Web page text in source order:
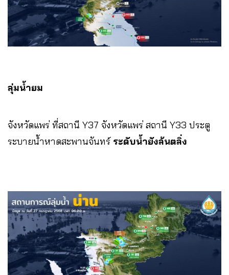
ลุ่มน้ำยม
จังหวัดแพร่ ที่สถานี Y37 จังหวัดแพร่ สถานี Y33 ประตู
ระบายน้ำหาดสะพานจันทร์ ระดับน้ำยังล้นตลิ่ง